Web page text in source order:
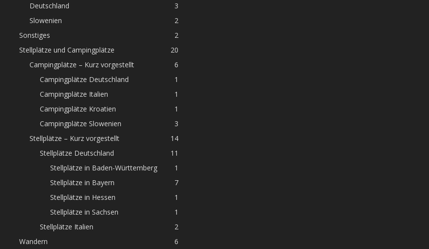
Deutschland
3
Slowenien
2
Sonstiges
2
Stellplätze und Campingplätze
20
Campingplätze – Kurz vorgestellt
6
Campingplätze Deutschland
1
Campingplätze Italien
1
Campingplätze Kroatien
1
Campingplätze Slowenien
3
Stellplätze – Kurz vorgestellt
14
Stellplätze Deutschland
11
Stellplätze in Baden-Württemberg
1
Stellplätze in Bayern
7
Stellplätze in Hessen
1
Stellplätze in Sachsen
1
Stellplätze Italien
2
Wandern
6